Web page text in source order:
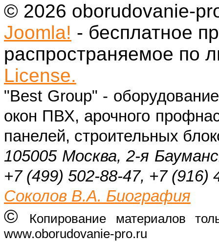
© 2026 oborudovanie-
Joomla! - бесплатное
распространяемое по
License.
"Best Group" -
окон ПВХ, арочного
панелей, строительных
105005 Москва, 2-я
+7 (499) 502-88-47, +7 (916)
Соколов В.А. Биография
©
Копирование материалов
www.oborudovanie-pro.ru